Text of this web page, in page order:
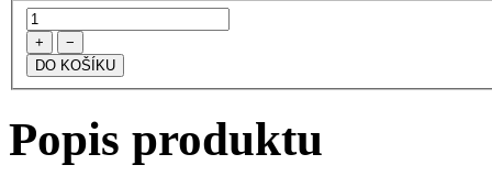
+ −
Popis produktu